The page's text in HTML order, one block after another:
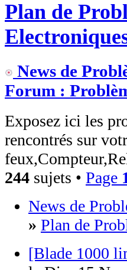
Plan de
News de
Forum :
Exposez ici les
rencontrés sur
244 sujets • Page
News de
» Plan de
[Blade 1000